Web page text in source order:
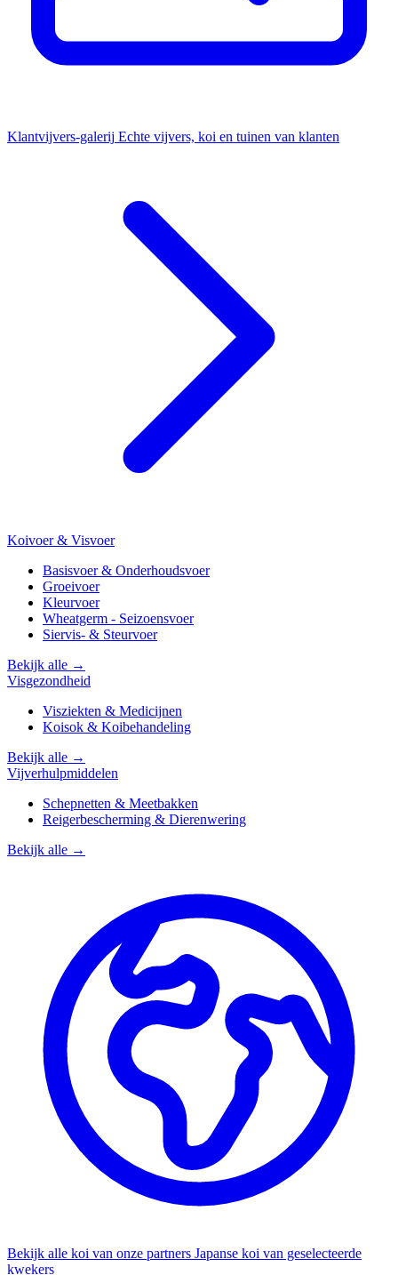
Klantvijvers-galerij Echte vijvers, koi en tuinen van klanten
Koivoer & Visvoer
Basisvoer & Onderhoudsvoer
Groeivoer
Kleurvoer
Wheatgerm - Seizoensvoer
Siervis- & Steurvoer
Bekijk alle →
Visgezondheid
Visziekten & Medicijnen
Koisok & Koibehandeling
Bekijk alle →
Vijverhulpmiddelen
Schepnetten & Meetbakken
Reigerbescherming & Dierenwering
Bekijk alle →
Bekijk alle koi van onze partners Japanse koi van geselecteerde
kwekers